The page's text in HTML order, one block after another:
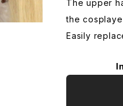
The upper
the
Easily